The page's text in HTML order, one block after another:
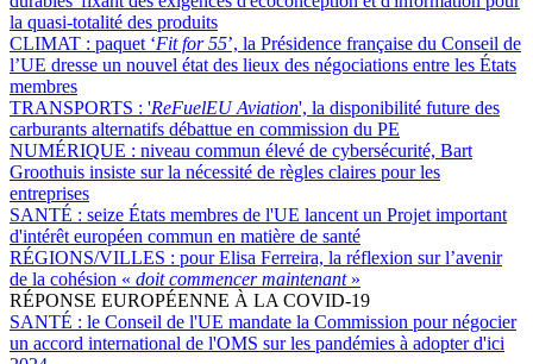
la quasi-totalité des produits
CLIMAT : paquet ‘Fit for 55’, la Présidence française du Conseil de
l’UE dresse un nouvel état des lieux des négociations entre les États
membres
TRANSPORTS : 'ReFuelEU Aviation', la disponibilité future des
carburants alternatifs débattue en commission du PE
NUMÉRIQUE : niveau commun élevé de cybersécurité, Bart
Groothuis insiste sur la nécessité de règles claires pour les
entreprises
SANTÉ : seize États membres de l'UE lancent un Projet important
d'intérêt européen commun en matière de santé
RÉGIONS/VILLES : pour Elisa Ferreira, la réflexion sur l’avenir
de la cohésion « doit commencer maintenant »
RÉPONSE EUROPÉENNE À LA COVID-19
SANTÉ : le Conseil de l'UE mandate la Commission pour négocier
un accord international de l'OMS sur les pandémies à adopter d'ici